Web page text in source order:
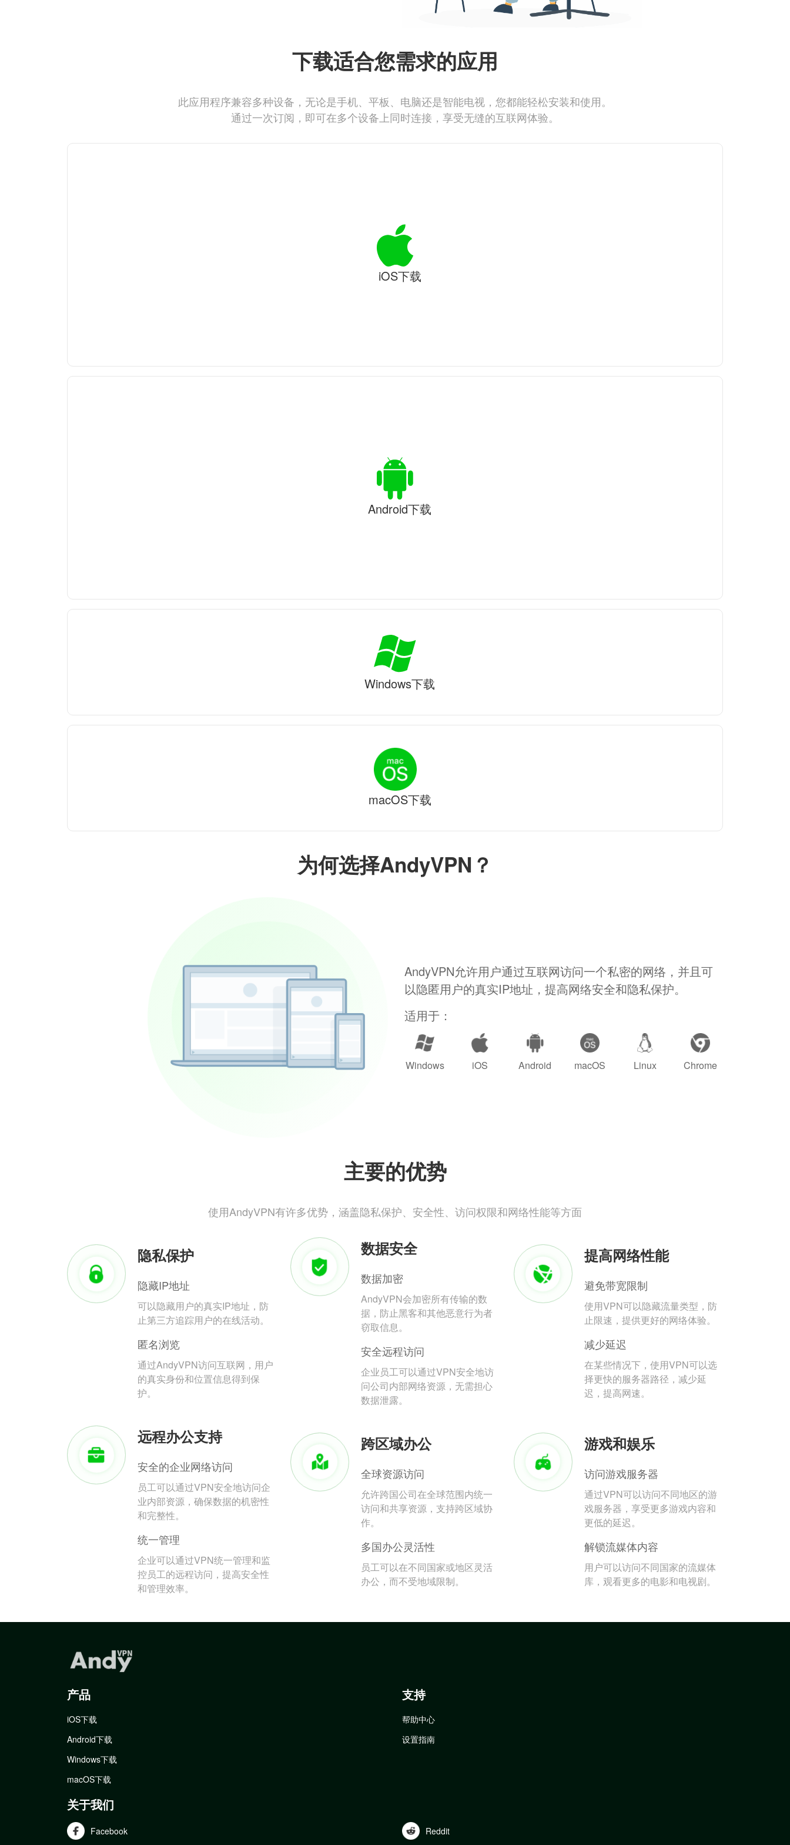
为何选择AndyVPN？
AndyVPN允许用户通过互联网访问一个私密的网络，并且可
以隐匿用户的真实IP地址，提高网络安全和隐私保护。
适用于：
Windows iOS Android macOS Linux Chrome
主要的优势
使用AndyVPN有许多优势，涵盖隐私保护、安全性、访问权限和网络性能等方面
隐私保护
隐藏IP地址
可以隐藏用户的真实IP地址，防
止第三方追踪用户的在线活动。
匿名浏览
通过AndyVPN访问互联网，用户
的真实身份和位置信息得到保
护。
数据安全
数据加密
AndyVPN会加密所有传输的数
据，防止黑客和其他恶意行为者
窃取信息。
安全远程访问
企业员工可以通过VPN安全地访
问公司内部网络资源，无需担心
数据泄露。
提高网络性能
避免带宽限制
使用VPN可以隐藏流量类型，防
止限速，提供更好的网络体验。
减少延迟
在某些情况下，使用VPN可以选
择更快的服务器路径，减少延
迟，提高网速。
远程办公支持
安全的企业网络访问
员工可以通过VPN安全地访问企
业内部资源，确保数据的机密性
和完整性。
统一管理
企业可以通过VPN统一管理和监
控员工的远程访问，提高安全性
和管理效率。
跨区域办公
全球资源访问
允许跨国公司在全球范围内统一
访问和共享资源，支持跨区域协
作。
多国办公灵活性
员工可以在不同国家或地区灵活
办公，而不受地域限制。
游戏和娱乐
访问游戏服务器
通过VPN可以访问不同地区的游
戏服务器，享受更多游戏内容和
更低的延迟。
解锁流媒体内容
用户可以访问不同国家的流媒体
库，观看更多的电影和电视剧。
下载适合您需求的应用
此应用程序兼容多种设备，无论是手机、平板、电脑还是智能电视，您都能轻松安装和使用。
通过一次订阅，即可在多个设备上同时连接，享受无缝的互联网体验。
iOS下载
Android下载
Windows下载
macOS下载
产品
iOS下载
Android下载
Windows下载
macOS下载
支持
帮助中心
设置指南
关于我们
Facebook Reddit